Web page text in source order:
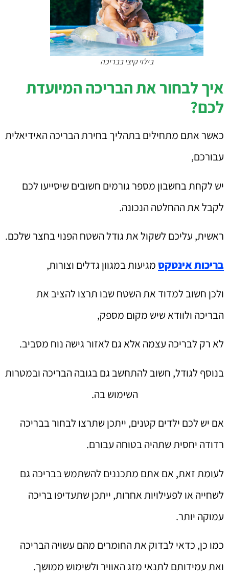
בילוי קיצי בבריכה
איך לבחור את הבריכה המיועדת
לכם?
כאשר אתם מתחילים בתהליך בחירת הבריכה האידיאלית
עבורכם,
יש לקחת בחשבון מספר גורמים חשובים שיסייעו לכם
לקבל את ההחלטה הנכונה.
ראשית, עליכם לשקול את גודל השטח הפנוי בחצר שלכם.
בריכות אינטקסמגיעות במגוון גדלים וצורות,
ולכן חשוב למדוד את השטח שבו תרצו להציב את
הבריכה ולוודא שיש מקום מספק,
לא רק לבריכה עצמה אלא גם לאזור גישה נוח מסביב.
בנוסף לגודל, חשוב להתחשב גם בגובה הבריכה ובמטרות
השימוש בה.
אם יש לכם ילדים קטנים, ייתכן שתרצו לבחור בבריכה
רדודה יחסית שתהיה בטוחה עבורם.
לעומת זאת, אם אתם מתכננים להשתמש בבריכה גם
לשחייה או לפעילויות אחרות, ייתכן שתעדיפו בריכה
עמוקה יותר.
כמו כן, כדאי לבדוק את החומרים מהם עשויה הבריכה
ואת עמידותם לתנאי מזג האוויר ולשימוש ממושך.